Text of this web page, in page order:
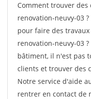
Comment trouver
renovation-neuvy-03
pour faire des
renovation-neuvy-03
bâtiment, il n'est pas
clients et trouver des
Notre service d'aide
rentrer en contact de